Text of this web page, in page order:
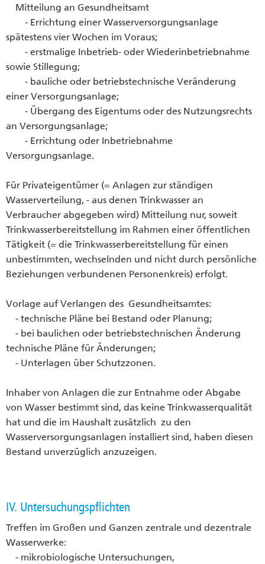
Mitteilung an Gesundheitsamt
- Errichtung einer Wasserversorgungsanlage
spätestens vier Wochen im Voraus;
- erstmalige Inbetrieb- oder Wiederinbetriebnahme
sowie Stillegung;
- bauliche oder betriebstechnische Veränderung
einer Versorgungsanlage;
- Übergang des Eigentums oder des Nutzungsrechts
an Versorgungsanlage;
- Errichtung oder Inbetriebnahme
Versorgungsanlage.
Für Privateigentümer (= Anlagen zur ständigen
Wasserverteilung, - aus denen Trinkwasser an
Verbraucher abgegeben wird) Mitteilung nur, soweit
Trinkwasserbereitstellung im Rahmen einer öffentlichen
Tätigkeit (= die Trinkwasserbereitstellung für einen
unbestimmten, wechselnden und nicht durch persönliche
Beziehungen verbundenen Personenkreis) erfolgt.
Vorlage auf Verlangen des Gesundheitsamtes:
- technische Pläne bei Bestand oder Planung;
- bei baulichen oder betriebstechnischen Änderung
technische Pläne für Änderungen;
- Unterlagen über Schutzzonen.
Inhaber von Anlagen die zur Entnahme oder Abgabe
von Wasser bestimmt sind, das keine Trinkwasserqualität
hat und die im Haushalt zusätzlich zu den
Wasserversorgungsanlagen installiert sind, haben diesen
Bestand unverzüglich anzuzeigen.
IV. Untersuchungspflichten
Treffen im Großen und Ganzen zentrale und dezentrale
Wasserwerke:
- mikrobiologische Untersuchungen,